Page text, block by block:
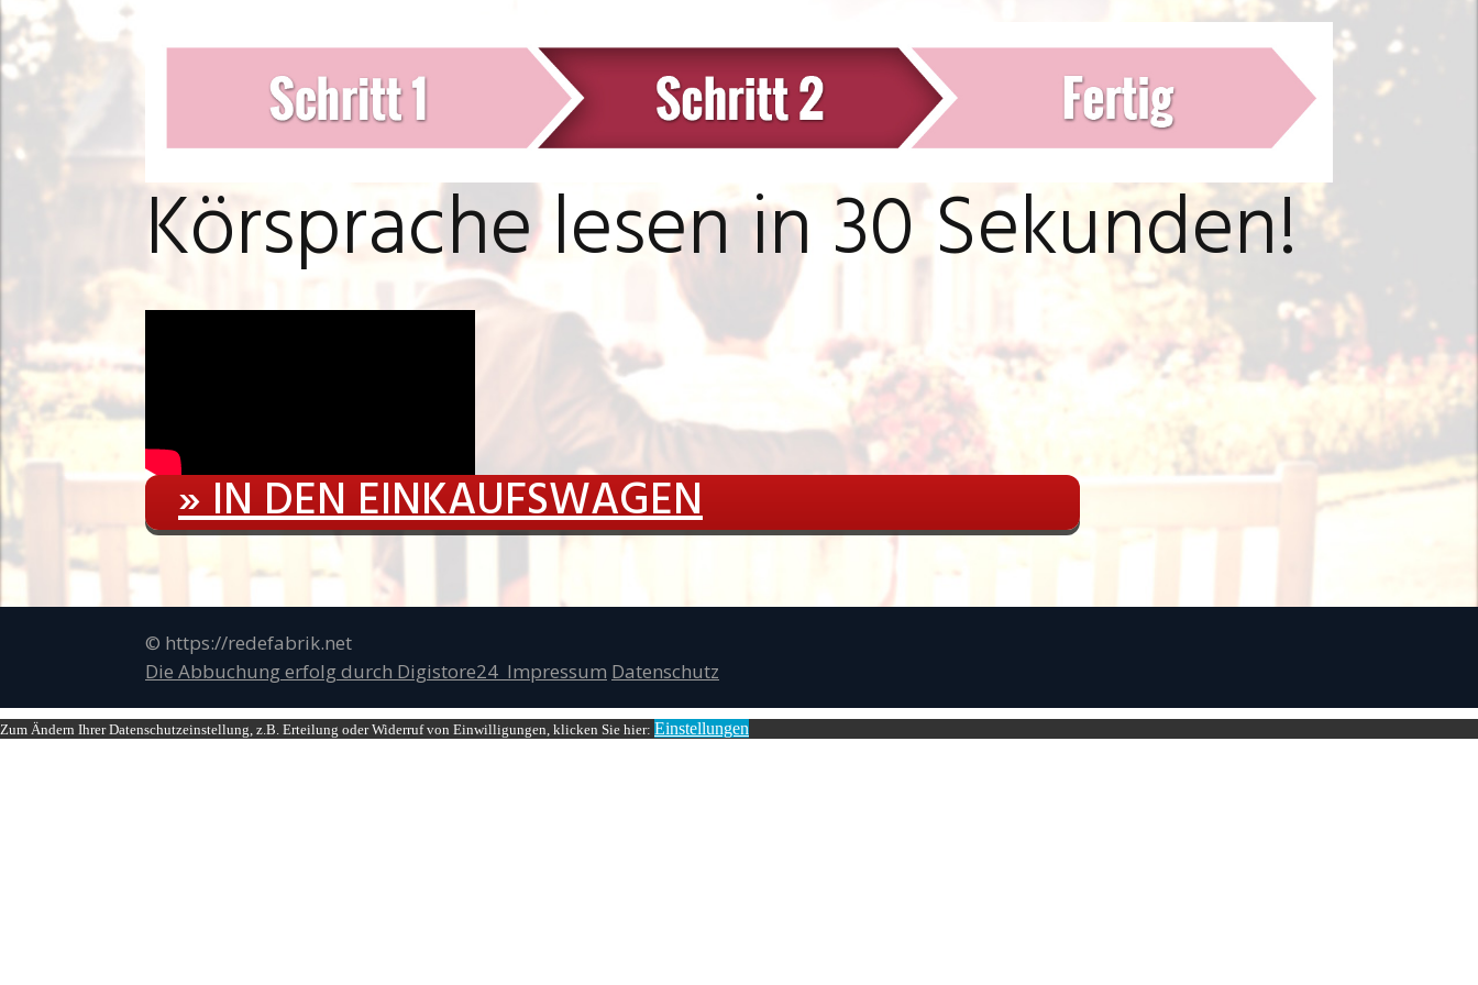
Körsprache lesen in 30 Sekunden!
» IN DEN EINKAUFSWAGEN
© https://redefabrik.net
Die Abbuchung erfolg durch Digistore24 Impressum Datenschutz
Zum Ändern Ihrer Datenschutzeinstellung, z.B. Erteilung oder Widerruf von Einwilligungen, klicken Sie hier: Einstellungen